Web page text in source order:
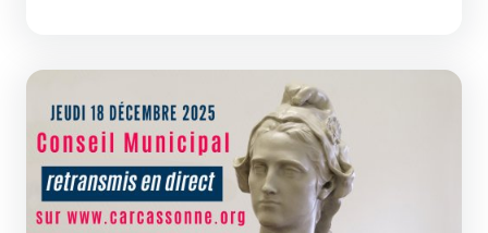
Délibérations du conseil municipal du jeudi 18